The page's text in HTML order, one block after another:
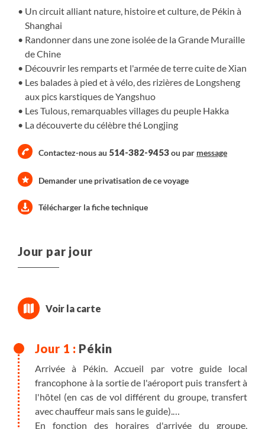
où les pitons karstiques dominent le paysage. Puis
direction l'est, où nous randonnons à la découverte des
ou rectangulaire avec une cour intérieure. Nombre de ces
villages sont classés au patrimoine mondial par
l'UNESCO.
Nous partons ensuite pour Hangzhou, où nous nous
baladons entre parcs, jardins et champs de thé, à la
découverte du célèbre thé Longjing. Enfin, Shanghai,
métropole ultra-moderne, dévoile ses gratte-ciels et
quartiers populaires, pour conclure ce magnifique
périple.
Un circuit alliant nature, histoire et culture, de Pékin à
Shanghai
Randonner dans une zone isolée de la Grande Muraille
de Chine
Découvrir les remparts et l'armée de terre cuite de Xian
Les balades à pied et à vélo, des rizières de Longsheng
aux pics karstiques de Yangshuo
Les Tulous, remarquables villages du peuple Hakka
La découverte du célèbre thé Longjing
Contactez-nous au 514-382-9453ou par message
Demander une privatisation de ce voyage
Télécharger la fiche technique
Jour par jour
Pékin
Arrivée à Pékin. Accueil par votre guide local
francophone à la sortie de l'aéroport puis transfert à
l'hôtel (en cas de vol différent du groupe, transfert
avec chauffeur mais sans le guide).
En fonction des horaires d'arrivée du groupe,